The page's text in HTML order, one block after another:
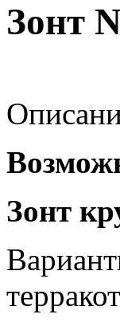
Зонт
Зонт